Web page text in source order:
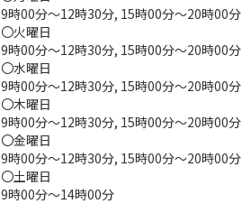
9時00分～12時30分, 15時00分～20時00分
〇火曜日
9時00分～12時30分, 15時00分～20時00分
〇水曜日
9時00分～12時30分, 15時00分～20時00分
〇木曜日
9時00分～12時30分, 15時00分～20時00分
〇金曜日
9時00分～12時30分, 15時00分～20時00分
〇土曜日
9時00分～14時00分